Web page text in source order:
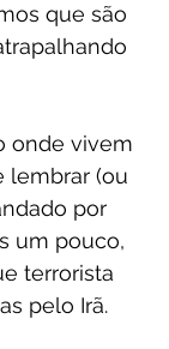
que são
onde vivem
lembrar (ou
por
um pouco,
terrorista
pelo Irã.